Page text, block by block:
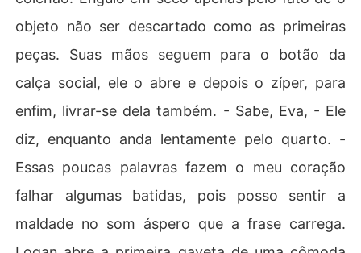
objeto não ser descartado como as primeiras
peças. Suas mãos seguem para o botão da
calça social, ele o abre e depois o zíper, para
enfim, livrar-se dela também. - Sabe, Eva, - Ele
diz, enquanto anda lentamente pelo quarto. -
Essas poucas palavras fazem o meu coração
falhar algumas batidas, pois posso sentir a
maldade no som áspero que a frase carrega.